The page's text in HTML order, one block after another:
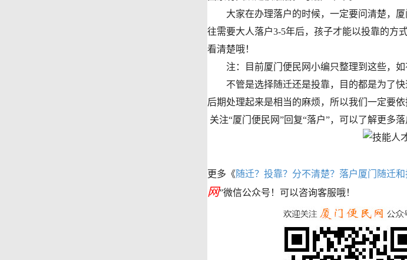
大家在办理落户的时候，一定要问清楚，厦
往需要大人落户3-5年后，孩子才能以投靠的方
看清楚哦！
注：目前厦门便民网小编只整理到这些，如
不管是选择随迁还是投靠，目的都是为了快
后期处理起来是相当的麻烦，所以我们一定要
关注“厦门便民网”回复“落户”，可以了解更多落
更多《随迁？投靠？分不清楚？落户厦门随迁和
网”微信公众号！可以咨询客服哦！